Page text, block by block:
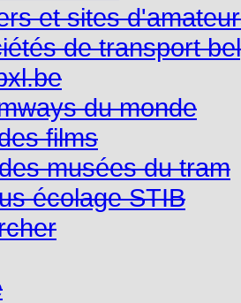
et sites
de transport
du monde
films
musées du tram
écolage STIB